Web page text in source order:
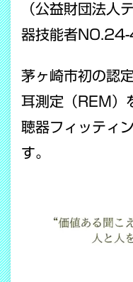
（公益財団法人
器技能者
茅ヶ崎市初の認
耳測定（REM）
聴器フィッティ
す。